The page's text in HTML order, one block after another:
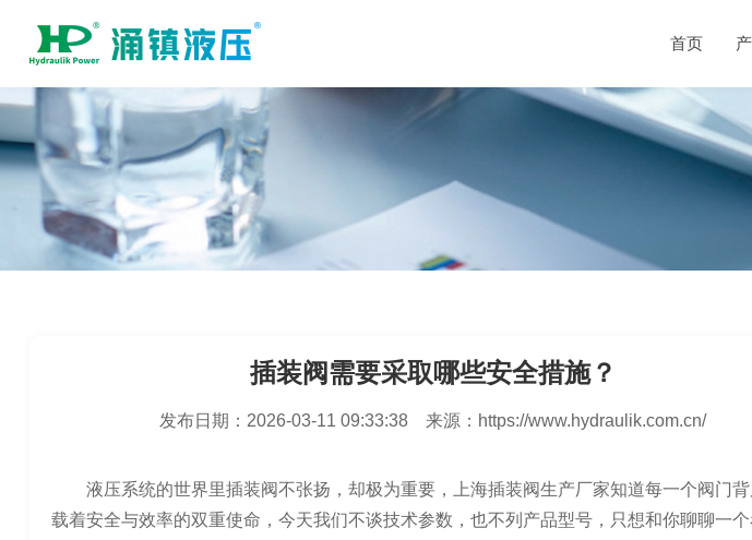
首页
插装阀需要采取哪些安全措施？
发布日期： 2026-03-11 09:33:38 来源： https://www.hydraulik.com.cn/
液压系统的世界里插装阀不张扬，却极为重要，上海插装阀生产厂家知道每一个阀门
载着安全与效率的双重使命，今天我们不谈技术参数，也不列产品型号，只想和你聊聊一